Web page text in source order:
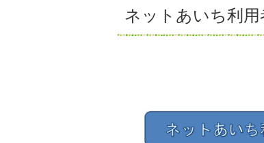
ネットあいち利